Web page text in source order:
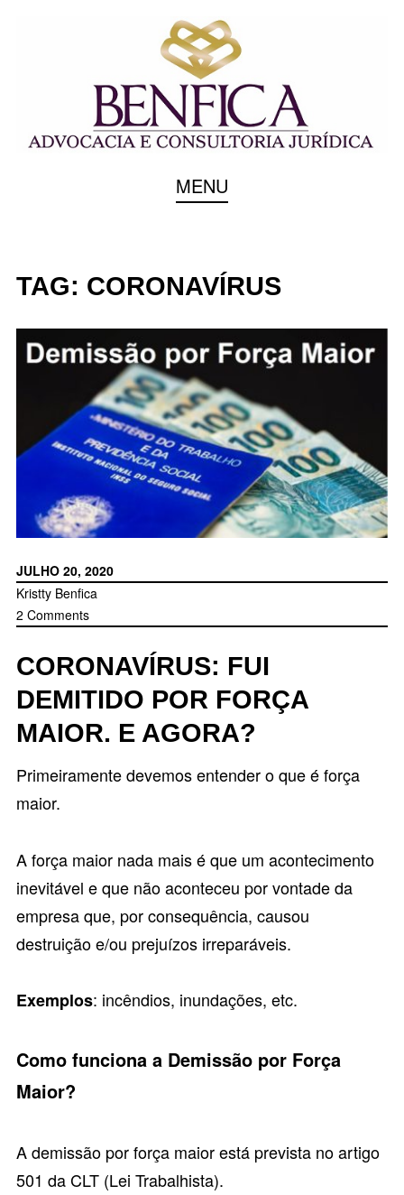
BENFICA ADVOCACIA
JURÍDICA
Escritório de Advocacia em Vitória/ES
MENU
TAG: CORONAVÍRUS
JULHO 20, 2020
Kristty Benfica
2 Comments
CORONAVÍRUS: FUI
DEMITIDO POR FORÇA
MAIOR. E AGORA?
Primeiramente devemos entender o que é força
maior.
A força maior nada mais é que um acontecimento
inevitável e que não aconteceu por vontade da
empresa que, por consequência, causou
destruição e/ou prejuízos irreparáveis.
Exemplos: incêndios, inundações, etc.
Como funciona a Demissão por Força
Maior?
A demissão por força maior está prevista noartigo
501 da CLT (Lei Trabalhista).